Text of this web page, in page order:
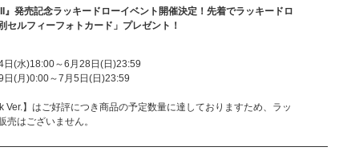
発売記念ラッキードローイベント開催決定！先着でラッキードロ
セルフィーフォトカード」プレゼント！
日(水)18:00～6月28日(日)23:59
日(月)0:00～7月5日(日)23:59
】はご好評につき商品の予定数量に達しておりますため、ラッ
売はございません。